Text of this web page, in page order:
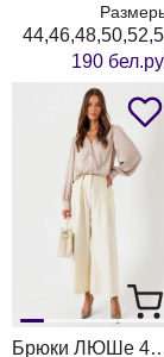
190
Брюки ЛЮШе